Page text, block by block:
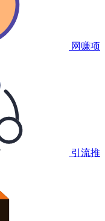
网赚项
引流推